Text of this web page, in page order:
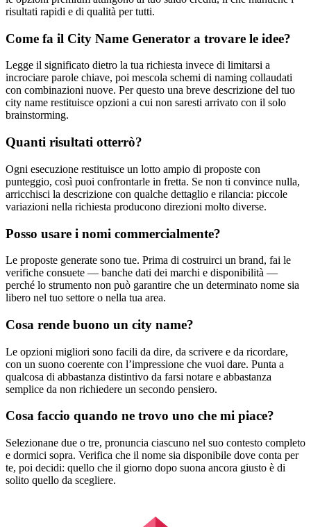
risultati rapidi e di qualità per tutti.
Come fa il City Name Generator a trovare le idee?
Legge il significato dietro la tua richiesta invece di limitarsi a
incrociare parole chiave, poi mescola schemi di naming collaudati
con combinazioni nuove. Per questo una breve descrizione del tuo
city name restituisce opzioni a cui non saresti arrivato con il solo
brainstorming.
Quanti risultati otterrò?
Ogni esecuzione restituisce un lotto ampio di proposte con
punteggio, così puoi confrontarle in fretta. Se non ti convince nulla,
arricchisci la descrizione con qualche dettaglio e rilancia: piccole
variazioni nella richiesta producono direzioni molto diverse.
Posso usare i nomi commercialmente?
Le proposte generate sono tue. Prima di costruirci un brand, fai le
verifiche consuete — banche dati dei marchi e disponibilità —
perché lo strumento non può garantire che un determinato nome sia
libero nel tuo settore o nella tua area.
Cosa rende buono un city name?
Le opzioni migliori sono facili da dire, da scrivere e da ricordare,
con un suono coerente con l’impressione che vuoi dare. Punta a
qualcosa di abbastanza distintivo da farsi notare e abbastanza
semplice da non richiedere un secondo pensiero.
Cosa faccio quando ne trovo uno che mi piace?
Selezionane due o tre, pronuncia ciascuno nel suo contesto completo
e dormici sopra. Verifica che il nome sia disponibile dove conta per
te, poi decidi: quello che il giorno dopo suona ancora giusto è di
solito quello da scegliere.